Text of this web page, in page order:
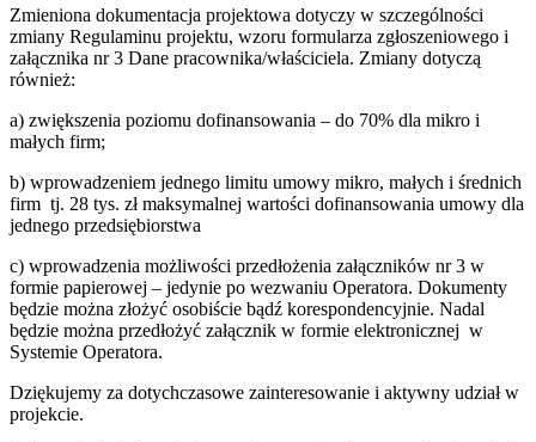
Zmieniona dokumentacja projektowa dotyczy w szczególności
zmiany Regulaminu projektu, wzoru formularza zgłoszeniowego i
załącznika nr 3 Dane pracownika/właściciela. Zmiany dotyczą
również:
a) zwiększenia poziomu dofinansowania – do 70% dla mikro i
małych firm;
b) wprowadzeniem jednego limitu umowy mikro, małych i średnich
firm tj. 28 tys. zł maksymalnej wartości dofinansowania umowy dla
jednego przedsiębiorstwa
c) wprowadzenia możliwości przedłożenia załączników nr 3 w
formie papierowej – jedynie po wezwaniu Operatora. Dokumenty
będzie można złożyć osobiście bądź korespondencyjnie. Nadal
będzie można przedłożyć załącznik w formie elektronicznej w
Systemie Operatora.
Dziękujemy za dotychczasowe zainteresowanie i aktywny udział w
projekcie.